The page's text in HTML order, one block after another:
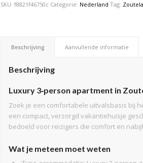
SKU:f8821f46750c Categorie: Nederland Tag:
Beschrijving Aanvullende informatie
Beschrijving
Luxury 3‑person apartment in
Zoek je een comfortabele uitvalsbasis bij
een compact, verzorgd vakantiehuisje
bedoeld voor reizigers die comfort en
Wat je meteen moet weten